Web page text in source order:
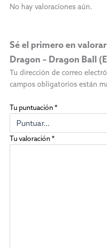
No hay valoraciones aún.
Sé el primero en
Dragon – Dragon Ball
Tu dirección de correo
campos obligatorios están
Tu puntuación*
Tu valoración*